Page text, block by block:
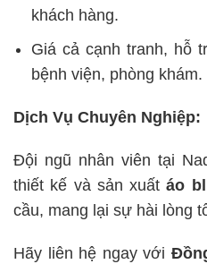
khách hàng.
Giá cả cạnh tranh, hỗ
bệnh viện, phòng khám.
Dịch Vụ Chuyên Nghiệp:
Đội ngũ nhân viên tại
thiết kế và sản xuấtáo
cầu, mang lại sự hài lòng
Hãy liên hệ ngay với